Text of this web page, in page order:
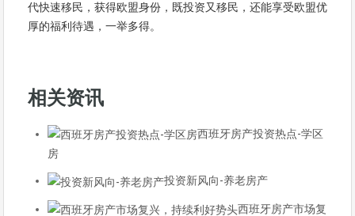
代快速移民，获得欧盟身份，既投资又移民，还能享受欧盟优
厚的福利待遇，一举多得。
相关资讯
西班牙房产投资热点-学区
房
投资新风向-养老房产
西班牙房产市场复